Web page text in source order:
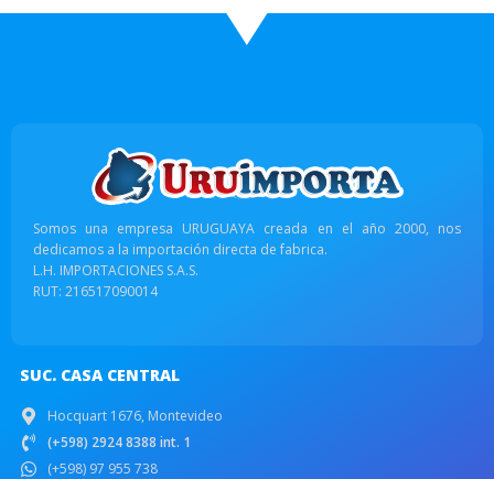
Somos una empresa URUGUAYA creada en el año 2000, nos
dedicamos a la importación directa de fabrica.
L.H. IMPORTACIONES S.A.S.
RUT: 216517090014
SUC. CASA CENTRAL
Hocquart 1676, Montevideo
(+598) 2924 8388 int. 1
(+598) 97 955 738